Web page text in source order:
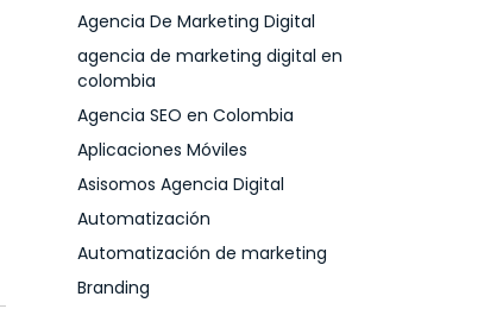
Agencia De Marketing Digital
agencia de marketing digital en
colombia
Agencia SEO en Colombia
Aplicaciones Móviles
Asisomos Agencia Digital
Automatización
Automatización de marketing
Branding